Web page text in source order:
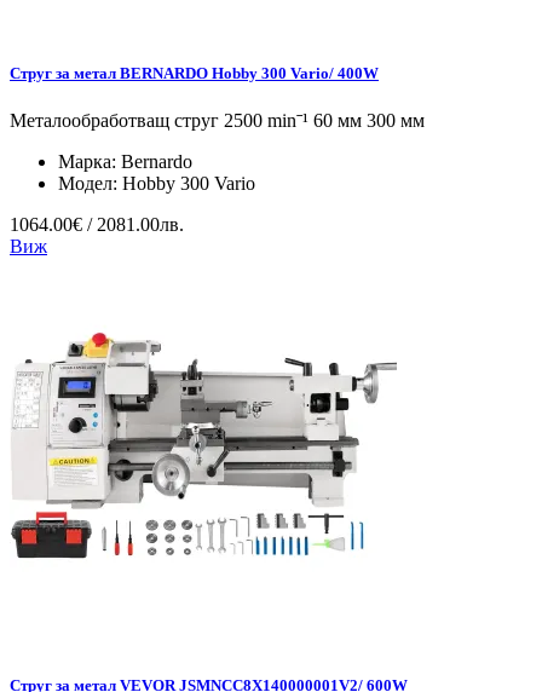
Струг за метал BERNARDO Hobby 300 Vario/ 400W
Металообработващ струг 2500 minˉ¹ 60 мм 300 мм
Марка: Bernardo
Модел: Hobby 300 Vario
1064.00€ / 2081.00лв.
Виж
Струг за метал VEVOR JSMNCC8X140000001V2/ 600W